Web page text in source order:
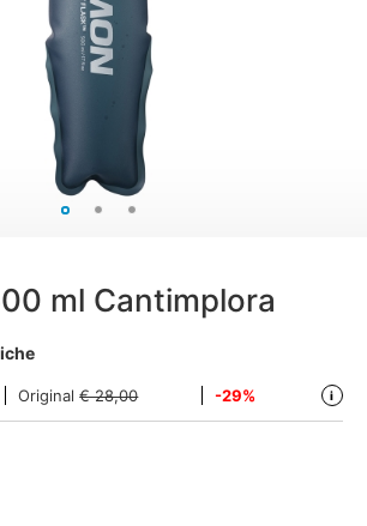
ml Cantimplora
Original€ 28,00 -29% i